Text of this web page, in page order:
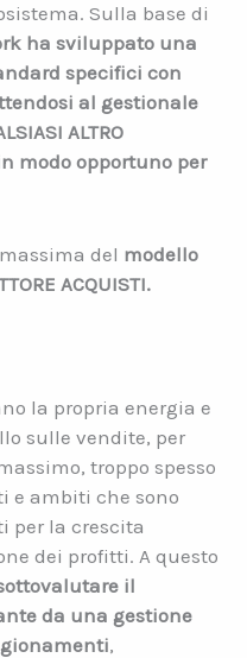
Sulla base di
ha sviluppato una
specifici con
al gestionale
ALTRO
modo opportuno per
del modello
ACQUISTI.
la propria energia e
sulle vendite, per
troppo spesso
e ambiti che sono
per la crescita
dei profitti. A questo
il
da una gestione
,